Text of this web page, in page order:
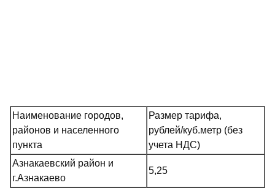
Наименование городов,
районов и населенного
пункта
Размер тарифа,
рублей/куб.метр (без
учета НДС)
Азнакаевский район и
г.Азнакаево
5,25